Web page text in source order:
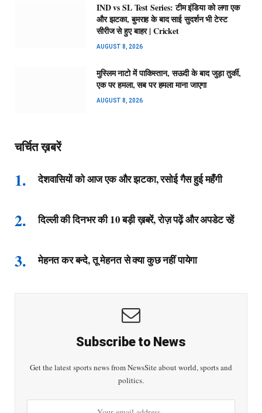
IND vs SL Test Series: टीम इंडिया को लगा एक
और झटका, बुमराह के बाद साई सुदर्शन भी टेस्ट
सीरीज से हुए बाहर | Cricket
AUGUST 8, 2026
मुस्लिम नाटो में पाकिस्तान, सऊदी के बाद जुड़ा तुर्की,
एक पर हमला, सब पर हमला माना जाएगा
AUGUST 8, 2026
चर्चित ख़बरें
देशवासियों को आज एक और झटका, रसोई गैस हुई महँगी
दिल्ली की दिनभर की 10 बड़ी ख़बरें, रोज़ पढ़ें और अपडेट रहें
मेहनत कर बन्दे, तू मेहनत से क्या कुछ नहीं पायेगा
Subscribe to News
Get the latest sports news from NewsSite about world, sports and
politics.